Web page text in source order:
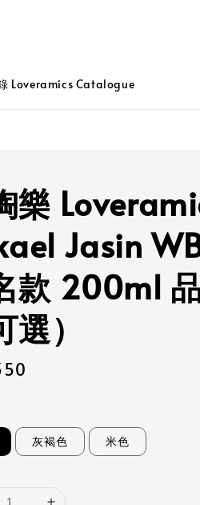
Loveramics Catalogue
樂
Jasin
款 200ml
）
灰褐色 米色